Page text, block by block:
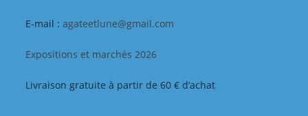
E-mail :agateetlune@gmail.com
Expositions et marchés 2026
Livraison gratuite à partir de 60 € d’achat